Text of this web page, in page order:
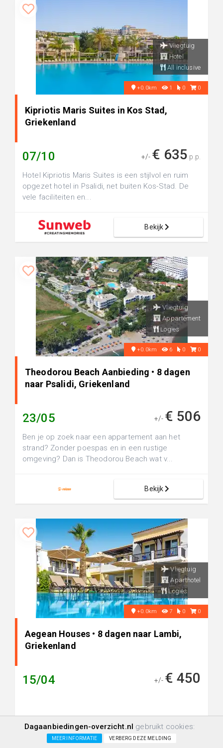
Vliegtuig
Hotel
All inclusive
+0.0km 1 0 0
Kipriotis Maris Suites in Kos Stad,
Griekenland
07/10 +/- € 635 p.p.
Hotel Kipriotis Maris Suites is een stijlvol en ruim
opgezet hotel in Psalidi, net buiten Kos-Stad. De
vele faciliteiten en...
Bekijk
Vliegtuig
Appartement
Logies
+0.0km 6 0 0
Theodorou Beach Aanbieding • 8 dagen
naar Psalidi, Griekenland
23/05 +/- € 506
Ben je op zoek naar een appartement aan het
strand? Zonder poespas en in een rustige
omgeving? Dan is Theodorou Beach wat v...
Bekijk
Vliegtuig
Aparthotel
Logies
+0.0km 7 0 0
Aegean Houses • 8 dagen naar Lambi,
Griekenland
15/04 +/- € 450
Dagaanbiedingen-overzicht.nl gebruikt cookies:
MEER INFORMATIE VERBERG DEZE MELDING